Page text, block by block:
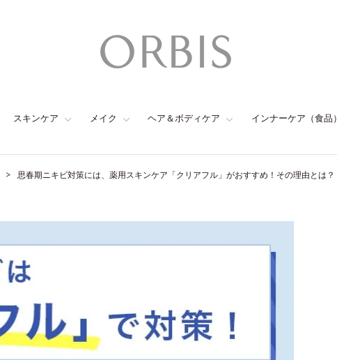
スキンケア メイク ヘア＆ボディケア インナーケア（食品）
思春期ニキビ対策には、薬用スキンケア「クリアフル」がおすすめ！その理由とは？